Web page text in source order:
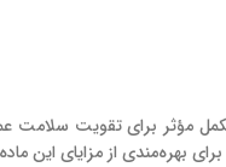
مؤثر برای تقویت
بهره‌مندی از مزایای این